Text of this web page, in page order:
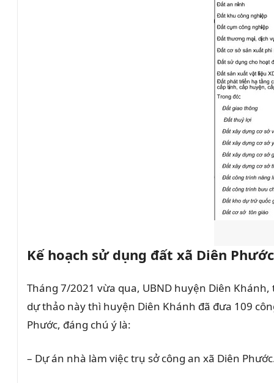
Kế hoạch sử dụng đất xã Diên
Tháng 7/2021 vừa qua, UBND huyện Diên
dự thảo này thì huyện Diên Khánh đã đưa 109
Phước, đáng chú ý là:
– Dự án nhà làm việc trụ sở công an xã Diên